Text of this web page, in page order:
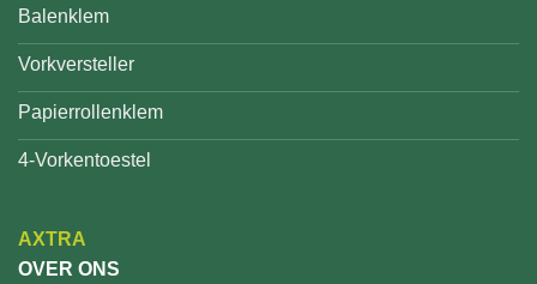
Balenklem
Vorkversteller
Papierrollenklem
4-Vorkentoestel
AXTRA
OVER ONS